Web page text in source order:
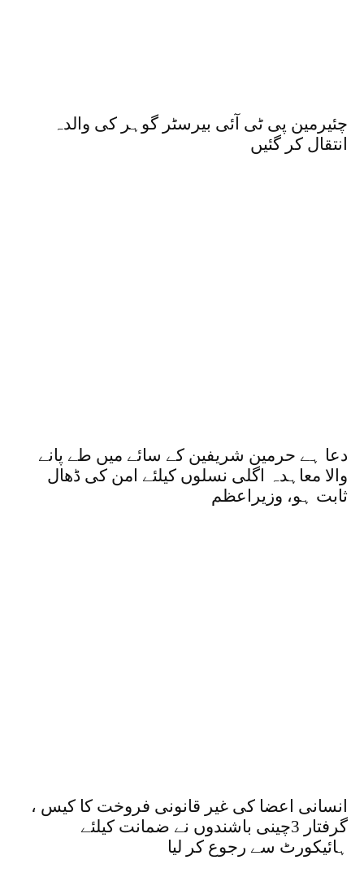
چئیرمین پی ٹی آئی بیرسٹر گوہر کی والدہ
انتقال کر گئیں
دعا ہے حرمین شریفین کے سائے میں طے پانے
والا معاہدہ اگلی نسلوں کیلئے امن کی ڈھال
ثابت ہو، وزیراعظم
انسانی اعضا کی غیر قانونی فروخت کا کیس ،
گرفتار 3چینی باشندوں نے ضمانت کیلئے
ہائیکورٹ سے رجوع کر لیا